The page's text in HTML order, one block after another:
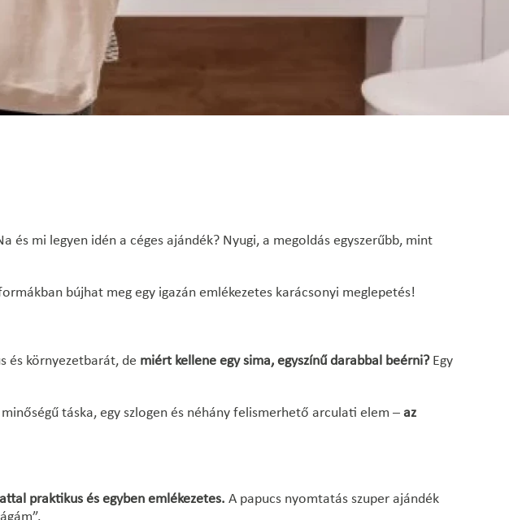
mi legyen idén a céges ajándék? Nyugi, a megoldás egyszerűbb, mint
bújhat meg egy igazán emlékezetes karácsonyi meglepetés!
és környezetbarát, de miért kellene egy sima, egyszínű darabbal beérni?Egy
táska, egy szlogen és néhány felismerhető arculati elem – az
praktikus és egyben emlékezetes. A papucs nyomtatás szuper ajándék